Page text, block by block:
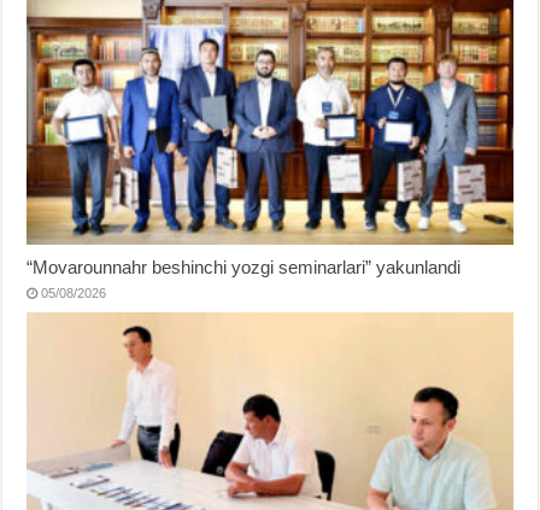
“Movarounnahr beshinchi yozgi seminarlari” yakunlandi
05/08/2026